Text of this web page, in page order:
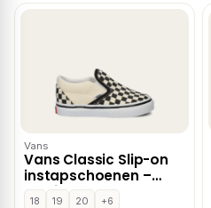
Vans
Vans Classic Slip-on
instapschoenen –
Multi
18 19 20 +6